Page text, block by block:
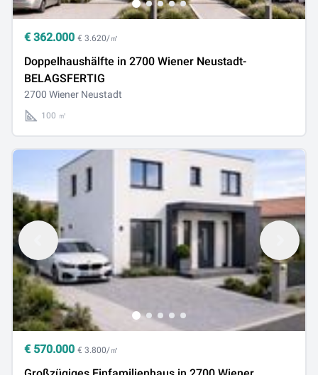
€ 362.000 € 3.620/㎡
Doppelhaushälfte in 2700 Wiener Neustadt-
BELAGSFERTIG
2700 Wiener Neustadt
100 ㎡
€ 570.000 € 3.800/㎡